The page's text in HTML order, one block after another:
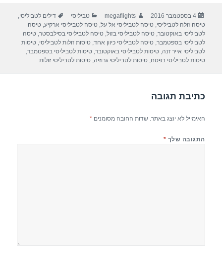
e
b
o
gr
a
m
s
A
p
e
פורסם
בתאריך
4 בספטמבר 2016 מחבר
megaflights קטגוריות
טביליסי תגיות
דילים לטביליסי,
טיסה זולה לטביליסי,טיסה לטביליסי אל על,טיסה לטביליסי ארקיע,טיסה
לטביליסי באוקטובר,טיסה לטביליסי בזול,טיסה לטביליסי בסילבסטר,טיסה
לטביליסי בספטמבר,טיסה לטביליסי כיוון אחד,טיסות זולות לטביליסי,טיסות
לטביליסי אייר זנה,טיסות לטביליסי באוקטובר,טיסות לטביליסי בספטמבר,
טיסות לטביליסי בפסח,טיסות לטביליסי גרוזיה,טיסות לטביליסי זולות
כתיבת תגובה
האימייל לא יוצג באתר. שדות החובה מסומנים*
התגובה שלך *